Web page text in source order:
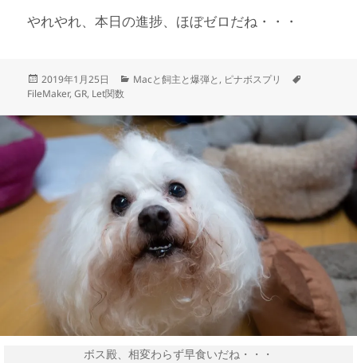
やれやれ、本日の進捗、ほぼゼロだね・・・
投
稿
2019年1月25日
カ
リ
ー
Macと飼主と爆弾と , ピナボスプリ
FileMaker,GR, Let関数
ボス殿、相変わらず早食いだね・・・